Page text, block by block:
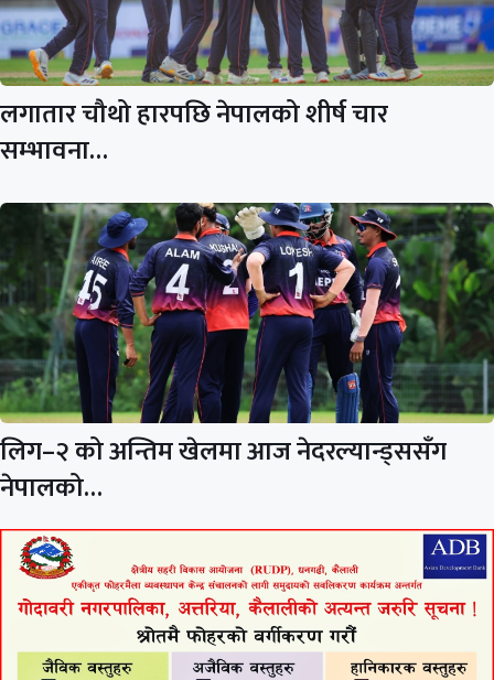
लगातार चौथो हारपछि नेपालको शीर्ष चार
सम्भावना…
लिग–२ को अन्तिम खेलमा आज नेदरल्यान्ड्ससँग
नेपालको…